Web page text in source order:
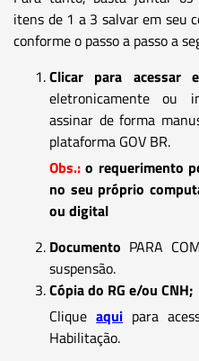
itens de 1 a 3 salvar em seu
conforme o passo a passo a
Clicar para acessar
eletronicamente ou
assinar de forma
plataforma GOV BR.
Obs.: o requerimento
no seu próprio
ou digital
Documento PARA
suspensão.
Cópia do RG e/ou CNH;
Cliqueaqui para
Habilitação.